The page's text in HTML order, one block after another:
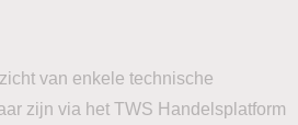
van enkele technische
zijn via het TWS Handelsplatform